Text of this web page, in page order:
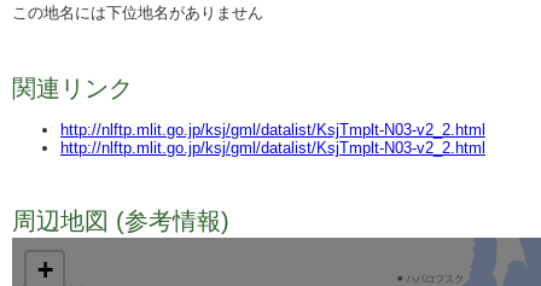
この地名には下位地名がありません
関連リンク
http://nlftp.mlit.go.jp/ksj/gml/datalist/KsjTmplt-N03-v2_2.html
http://nlftp.mlit.go.jp/ksj/gml/datalist/KsjTmplt-N03-v2_2.html
周辺地図 (参考情報)
+